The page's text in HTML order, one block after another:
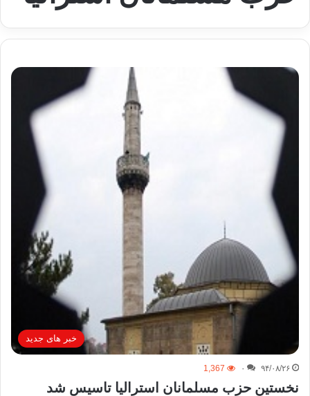
خبر های جدید
۹۴/۰۸/۲۶ ۰ 1,367
نخستین حزب مسلمانان استرالیا تاسیس شد